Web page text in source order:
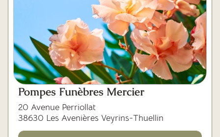
Pompes Funèbres Mercier
20 Avenue Perriollat
38630 Les Avenières Veyrins-Thuellin